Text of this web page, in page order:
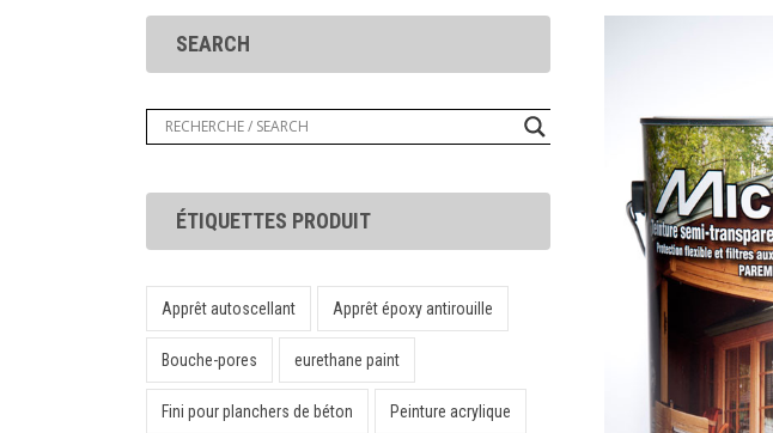
SEARCH
ÉTIQUETTES PRODUIT
Apprêt autoscellant Apprêt époxy antirouille
Bouche-pores eurethane paint
Fini pour planchers de béton Peinture acrylique